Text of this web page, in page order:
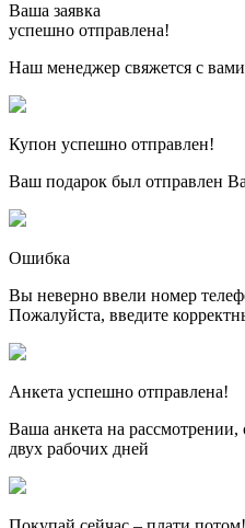
Ваша заявка
успешно отправлена!
Наш менеджер свяжется с
Купон успешно отправлен!
Ваш подарок был отправлен
Ошибка
Вы неверно ввели номер
Пожалуйста, введите
Анкета успешно отправлена!
Ваша анкета на
двух рабочих дней